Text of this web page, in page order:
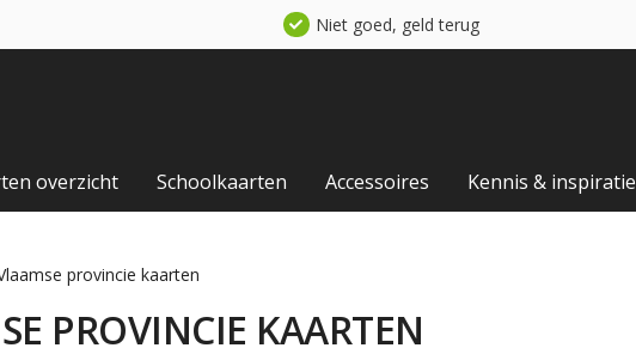
Niet goed, geld terug
overzicht Schoolkaarten Accessoires Kennis & inspiratie
provincie kaarten
PROVINCIE KAARTEN